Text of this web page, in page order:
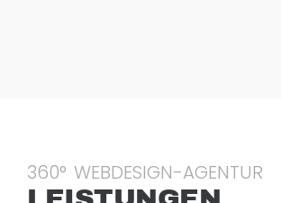
360° WEBDESIGN-AGENTUR